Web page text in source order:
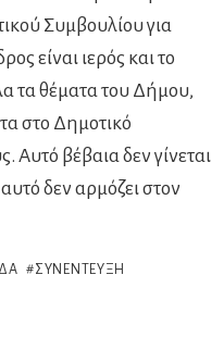
Συμβουλίου για
είναι ιερός και το
τα θέματα του Δήμου,
στο Δημοτικό
Αυτό βέβαια δεν γίνεται
δεν αρμόζει στον
ΣΥΝΈΝΤΕΥΞΗ